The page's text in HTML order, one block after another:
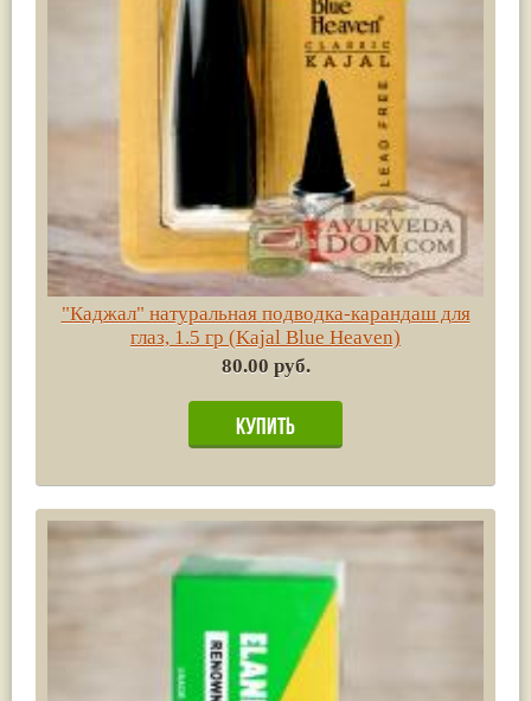
"Каджал" натуральная подводка-карандаш для
глаз, 1.5 гр (Kajal Blue Heaven)
80.00 руб.